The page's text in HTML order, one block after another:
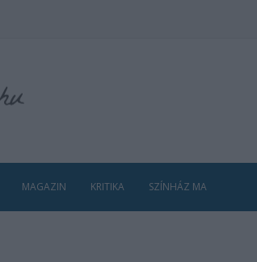
MAGAZIN KRITIKA SZÍNHÁZ MA